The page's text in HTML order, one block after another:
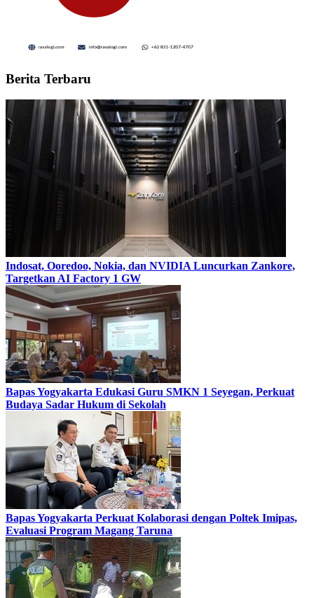
Berita Terbaru
Indosat, Ooredoo, Nokia, dan NVIDIA Luncurkan Zankore,
Targetkan AI Factory 1 GW
Bapas Yogyakarta Edukasi Guru SMKN 1 Seyegan, Perkuat
Budaya Sadar Hukum di Sekolah
Bapas Yogyakarta Perkuat Kolaborasi dengan Poltek Imipas,
Evaluasi Program Magang Taruna